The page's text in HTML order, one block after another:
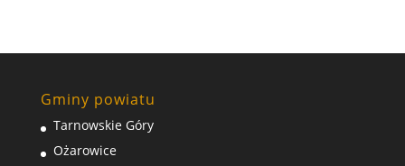
Gminy powiatu
Tarnowskie Góry
Ożarowice